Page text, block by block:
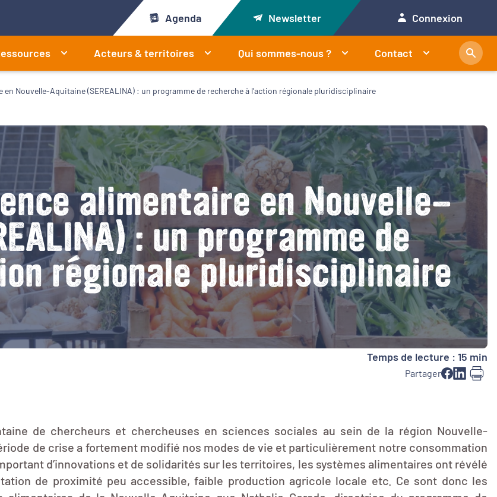
Agenda Newsletter Connexion
Acteurs & territoires Qui sommes-nous ? Contact
Nouvelle-Aquitaine (SEREALINA) : un programme de recherche à l’action régionale pluridisciplinaire
alimentaire en Nouvelle-
: un programme de
régionale pluridisciplinaire
Temps de lecture : 15 min
Partager
de chercheurs et chercheuses en sciences sociales au sein de la région Nouvelle-
de crise a fortement modifié nos modes de vie et particulièrement notre consommation
d’innovations et de solidarités sur les territoires, les systèmes alimentaires ont révélé
de proximité peu accessible, faible production agricole locale etc. Ce sont donc les